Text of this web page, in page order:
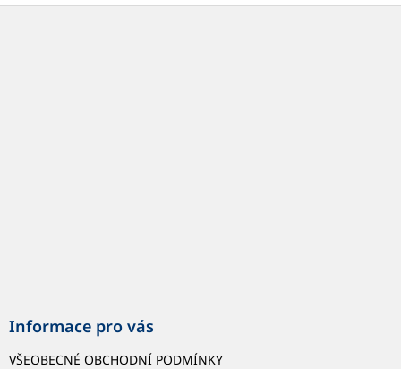
Z
Informace pro vás
VŠEOBECNÉ OBCHODNÍ PODMÍNKY